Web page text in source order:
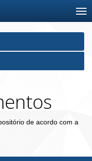
de acordo com a